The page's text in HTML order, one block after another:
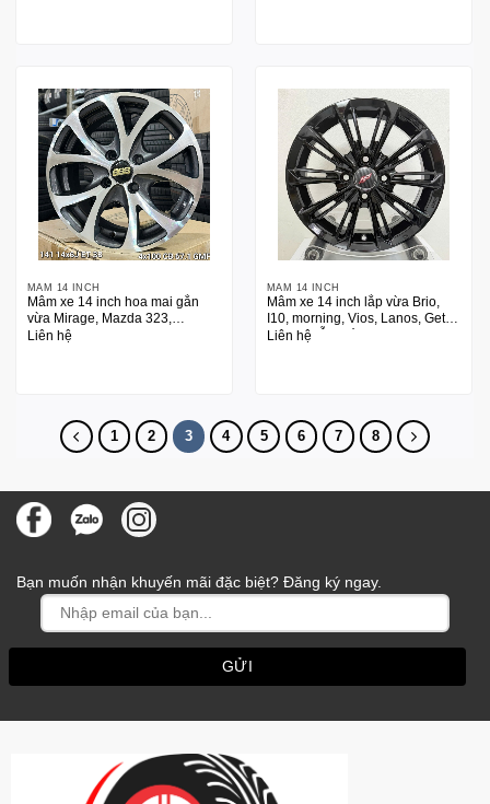
MÂM 14 INCH
Mâm xe 14 inch hoa mai gắn
vừa Mirage, Mazda 323,
Celerio, Morning
Liên hệ
MÂM 14 INCH
Mâm xe 14 inch lắp vừa Brio,
I10, morning, Vios, Lanos, Get,
Soluto mẫu mới
Liên hệ
1 2 3 4 5 6 7 8
Bạn muốn nhận khuyến mãi đặc biệt? Đăng ký ngay.